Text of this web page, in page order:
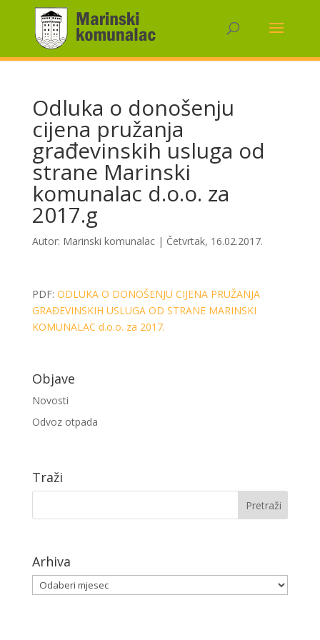
Odluka o donošenju
cijena pružanja
građevinskih usluga od
strane Marinski
komunalac d.o.o. za
2017.g
Autor: Marinski komunalac| Četvrtak, 16.02.2017.
PDF: ODLUKA O DONOŠENJU CIJENA PRUŽANJA
GRAĐEVINSKIH USLUGA OD STRANE MARINSKI
KOMUNALAC d.o.o. za 2017.
Objave
Novosti
Odvoz otpada
Traži
Arhiva
Arhiva